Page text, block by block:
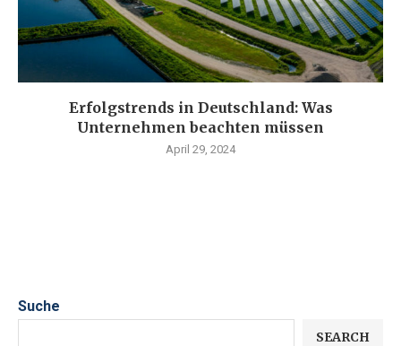
Erfolgstrends in Deutschland: Was
Unternehmen beachten müssen
April 29, 2024
Suche
SEARCH